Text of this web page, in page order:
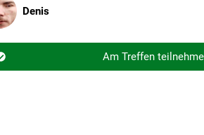
Denis
Am Treffen